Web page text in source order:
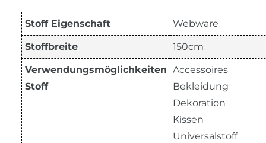
Stoff Eigenschaft Webware
Stoffbreite 150cm
Verwendungsmöglichkeiten
Stoff
Accessoires
Bekleidung
Dekoration
Kissen
Universalstoff